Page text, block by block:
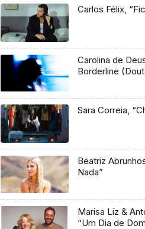
Carlos Félix,
Carolina de
Borderline
Sara Correia,
Beatriz
Nada”
Marisa Liz &
“Um Dia de